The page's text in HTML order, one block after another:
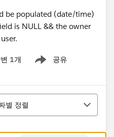
be populated (date/time)
is NULL && the owner
1개 공유
Show menu
별 정렬